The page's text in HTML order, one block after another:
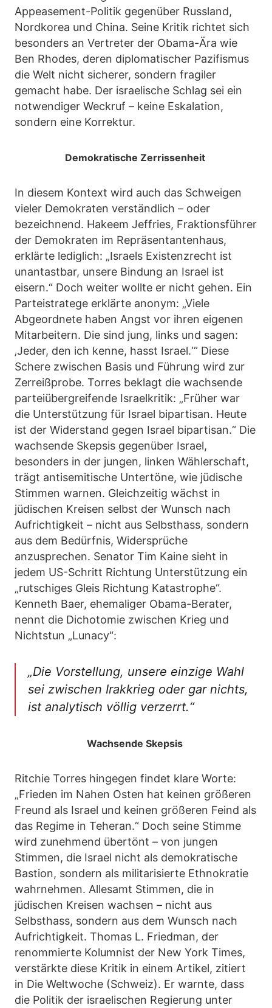
Appeasement-Politik gegenüber Russland,
Nordkorea und China. Seine Kritik richtet sich
besonders an Vertreter der Obama-Ära wie
Ben Rhodes, deren diplomatischer Pazifismus
die Welt nicht sicherer, sondern fragiler
gemacht habe. Der israelische Schlag sei ein
notwendiger Weckruf – keine Eskalation,
sondern eine Korrektur.
Demokratische Zerrissenheit
In diesem Kontext wird auch das Schweigen
vieler Demokraten verständlich – oder
bezeichnend. Hakeem Jeffries, Fraktionsführer
der Demokraten im Repräsentantenhaus,
erklärte lediglich: „Israels Existenzrecht ist
unantastbar, unsere Bindung an Israel ist
eisern.“ Doch weiter wollte er nicht gehen. Ein
Parteistratege erklärte anonym: „Viele
Abgeordnete haben Angst vor ihren eigenen
Mitarbeitern. Die sind jung, links und sagen:
‚Jeder, den ich kenne, hasst Israel.‘“ Diese
Schere zwischen Basis und Führung wird zur
Zerreißprobe. Torres beklagt die wachsende
parteiübergreifende Israelkritik: „Früher war
die Unterstützung für Israel bipartisan. Heute
ist der Widerstand gegen Israel bipartisan.“ Die
wachsende Skepsis gegenüber Israel,
besonders in der jungen, linken Wählerschaft,
trägt antisemitische Untertöne, wie jüdische
Stimmen warnen. Gleichzeitig wächst in
jüdischen Kreisen selbst der Wunsch nach
Aufrichtigkeit – nicht aus Selbsthass, sondern
aus dem Bedürfnis, Widersprüche
anzusprechen. Senator Tim Kaine sieht in
jedem US-Schritt Richtung Unterstützung ein
„rutschiges Gleis Richtung Katastrophe“.
Kenneth Baer, ehemaliger Obama-Berater,
nennt die Dichotomie zwischen Krieg und
Nichtstun „Lunacy“:
„Die Vorstellung, unsere einzige Wahl
sei zwischen Irakkrieg oder gar nichts,
ist analytisch völlig verzerrt.“
Wachsende Skepsis
Ritchie Torres hingegen findet klare Worte:
„Frieden im Nahen Osten hat keinen größeren
Freund als Israel und keinen größeren Feind als
das Regime in Teheran.“ Doch seine Stimme
wird zunehmend übertönt – von jungen
Stimmen, die Israel nicht als demokratische
Bastion, sondern als militarisierte Ethnokratie
wahrnehmen. Allesamt Stimmen, die in
jüdischen Kreisen wachsen – nicht aus
Selbsthass, sondern aus dem Wunsch nach
Aufrichtigkeit. Thomas L. Friedman, der
renommierte Kolumnist der New York Times,
verstärkte diese Kritik in einem Artikel, zitiert
in Die Weltwoche (Schweiz). Er warnte, dass
die Politik der israelischen Regierung unter